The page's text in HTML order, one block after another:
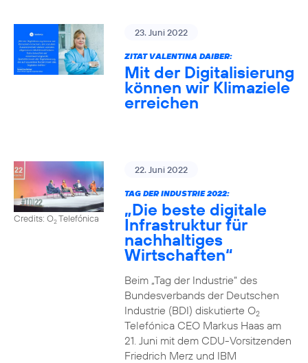
23. Juni 2022
ZITAT VALENTINA DAIBER:
Mit der Digitalisierung
können wir Klimaziele
erreichen
Credits: O2Telefónica
22. Juni 2022
TAG DER INDUSTRIE 2022:
„Die beste digitale
Infrastruktur für
nachhaltiges
Wirtschaften“
Beim „Tag der Industrie“ des
Bundesverbands der Deutschen
Industrie (BDI) diskutierte O2
Telefónica CEO Markus Haas am
21. Juni mit dem CDU-Vorsitzenden
Friedrich Merz und IBM